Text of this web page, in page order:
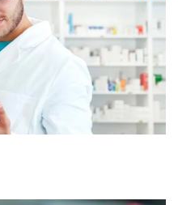
Veranstaltungen